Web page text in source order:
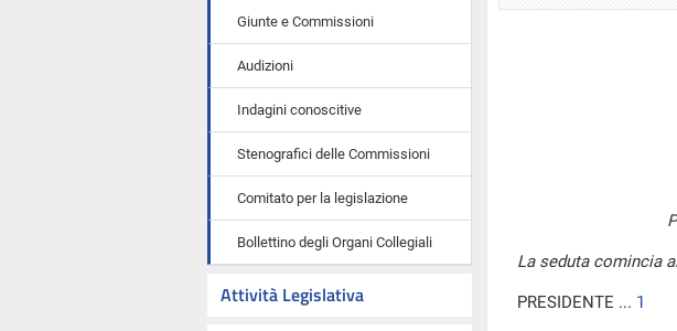
Giunte e Commissioni
Audizioni
Indagini conoscitive
Stenografici delle Commissioni
Comitato per la legislazione
Bollettino degli Organi Collegiali
Attività Legislativa
La seduta comincia
PRESIDENTE ... 1